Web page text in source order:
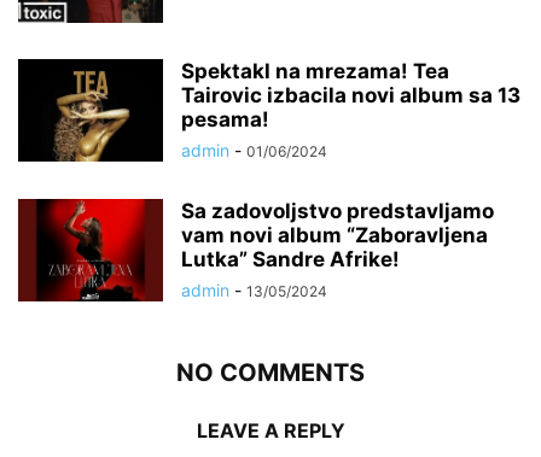
Spektakl na mrezama! Tea
Tairovic izbacila novi album sa 13
pesama!
admin - 01/06/2024
Sa zadovoljstvo predstavljamo
vam novi album “Zaboravljena
Lutka” Sandre Afrike!
admin - 13/05/2024
NO COMMENTS
LEAVE A REPLY